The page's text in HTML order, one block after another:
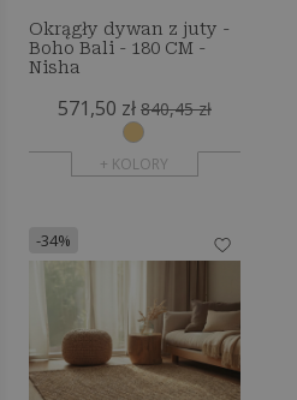
Okrągły dywan z juty -
Boho Bali - 180 CM -
Nisha
571,50 zł 840,45 zł
+ KOLORY
-34%